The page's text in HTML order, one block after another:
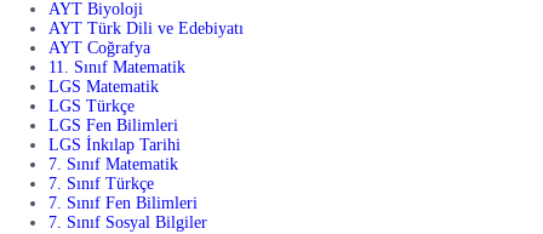
AYT Biyoloji
AYT Türk Dili ve Edebiyatı
AYT Coğrafya
11. Sınıf Matematik
LGS Matematik
LGS Türkçe
LGS Fen Bilimleri
LGS İnkılap Tarihi
7. Sınıf Matematik
7. Sınıf Türkçe
7. Sınıf Fen Bilimleri
7. Sınıf Sosyal Bilgiler